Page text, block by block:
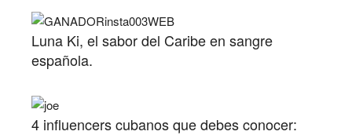
Luna Ki, el sabor del Caribe en sangre
española.
4 influencers cubanos que debes conocer: